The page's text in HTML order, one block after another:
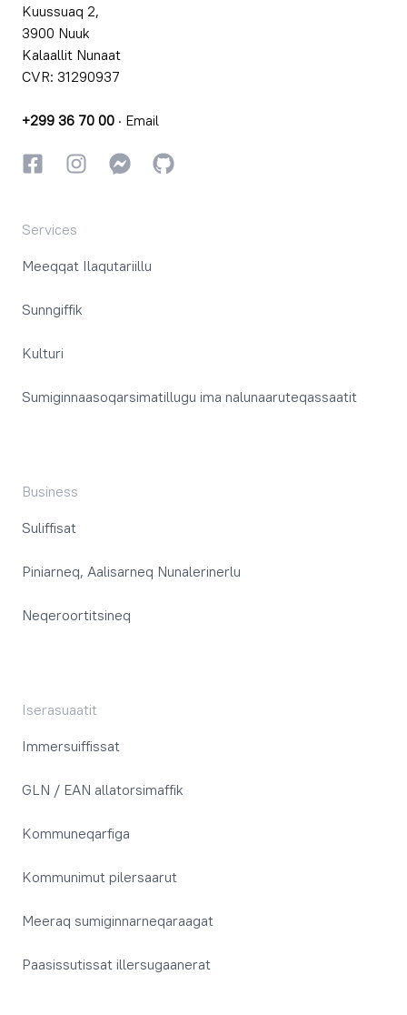
Kuussuaq 2,
3900 Nuuk
Kalaallit Nunaat
CVR: 31290937
+299 36 70 00 · Email
FacebookkiInstagrammiInstagrammi
GitHub
Services
Meeqqat Ilaqutariillu
Sunngiffik
Kulturi
Sumiginnaasoqarsimatillugu ima nalunaaruteqassaatit
Business
Suliffisat
Piniarneq, Aalisarneq Nunalerinerlu
Neqeroortitsineq
Iserasuaatit
Immersuiffissat
GLN / EAN allatorsimaffik
Kommuneqarfiga
Kommunimut pilersaarut
Meeraq sumiginnarneqaraagat
Paasissutissat illersugaanerat